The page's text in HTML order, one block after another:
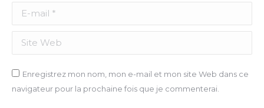
E-mail *
Site Web
Enregistrez mon nom, mon e-mail et mon site Web dans ce
navigateur pour la prochaine fois que je commenterai.